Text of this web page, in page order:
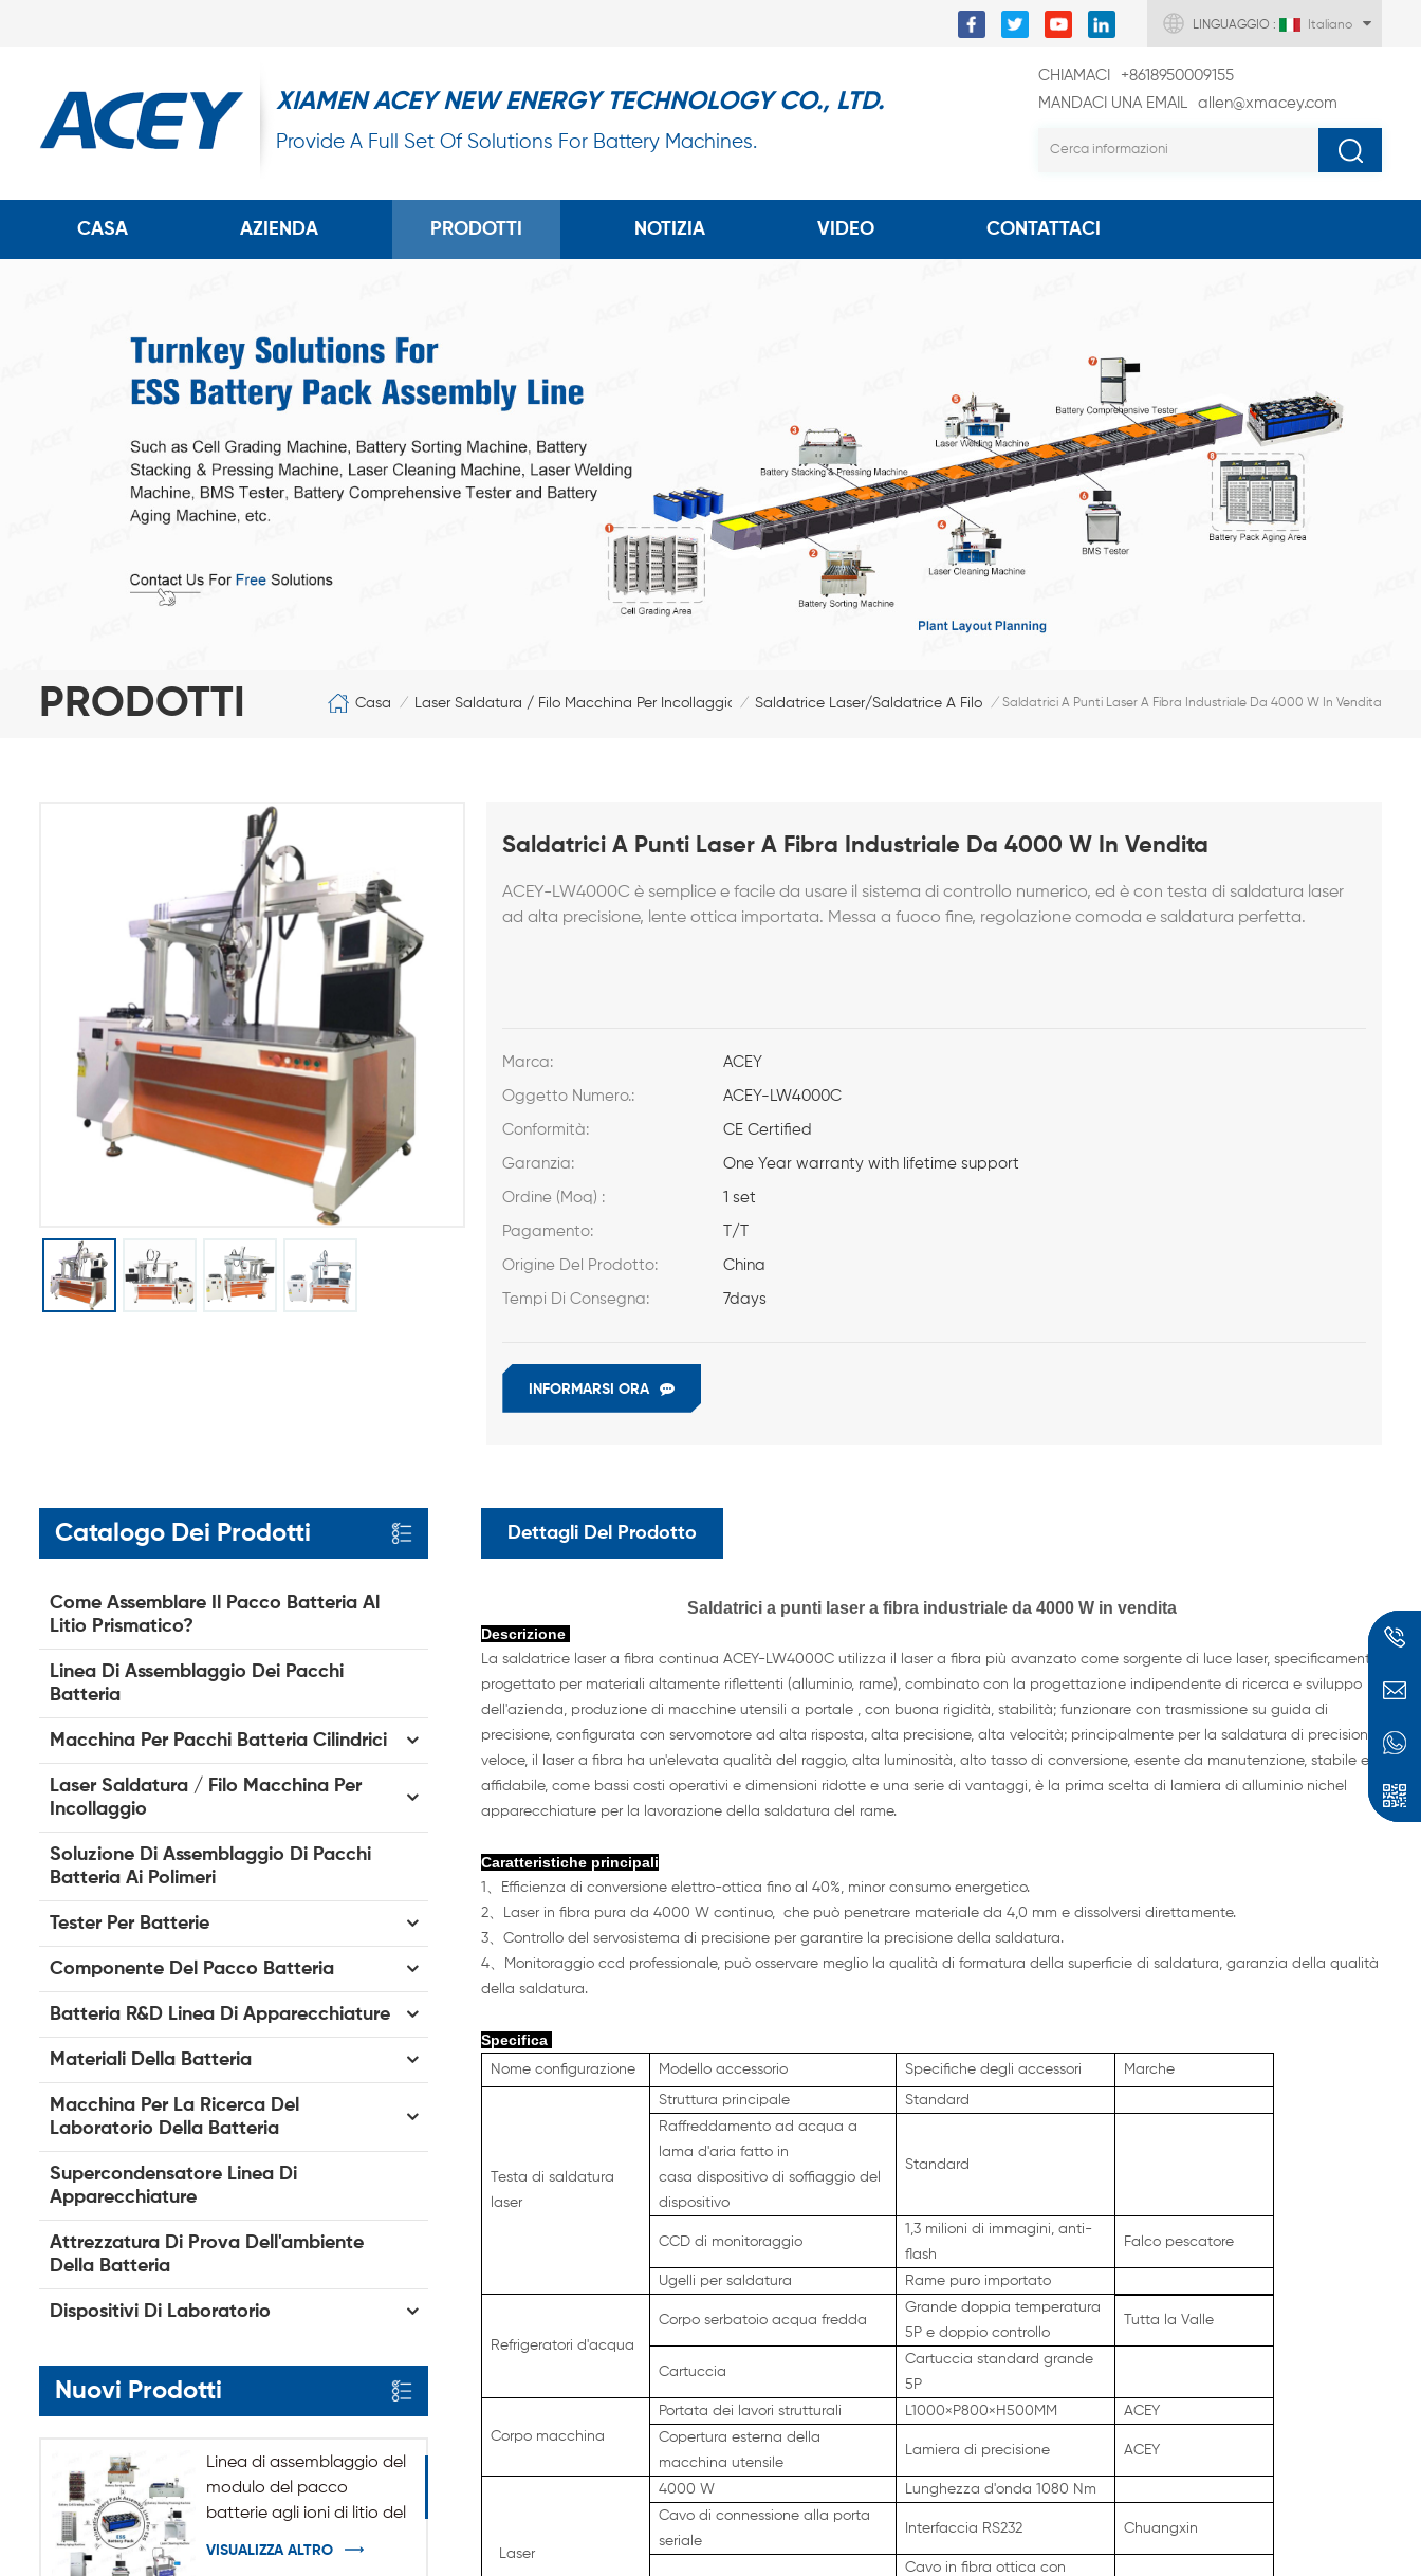
LINGUAGGIO : Italiano
XIAMEN ACEY NEW ENERGY TECHNOLOGY CO., LTD.
Provide A Full Set Of Solutions For Battery Machines.
CHIAMACI
+8618950009155
MANDACI UNA EMAIL
allen@xmacey.com
CASA AZIENDA PRODOTTI NOTIZIA VIDEO CONTATTACI
PRODOTTI Casa / Laser Saldatura / Filo Macchina Per Incollaggio / Saldatrice Laser/saldatrice A Filo / Saldatrici A Punti Laser A Fibra Industriale Da 4000 W In Vendita
Saldatrici A Punti Laser A Fibra Industriale Da 4000 W In Vendita
ACEY-LW4000C è semplice e facile da usare il sistema di controllo numerico, ed è con testa di saldatura laser
ad alta precisione, lente ottica importata. Messa a fuoco fine, regolazione comoda e saldatura perfetta.
Marca: ACEY
Oggetto Numero.: ACEY-LW4000C
Conformità: CE Certified
Garanzia: One Year warranty with lifetime support
Ordine (Moq) : 1 set
Pagamento: T/T
Origine Del Prodotto: China
Tempi Di Consegna: 7days
INFORMARSI ORA
Catalogo Dei Prodotti
Come Assemblare Il Pacco Batteria Al
Litio Prismatico?
Linea Di Assemblaggio Dei Pacchi
Batteria
Macchina Per Pacchi Batteria Cilindrici
Laser Saldatura / Filo Macchina Per
Incollaggio
Soluzione Di Assemblaggio Di Pacchi
Batteria Ai Polimeri
Tester Per Batterie
Componente Del Pacco Batteria
Batteria R&D Linea Di Apparecchiature
Materiali Della Batteria
Macchina Per La Ricerca Del
Laboratorio Della Batteria
Supercondensatore Linea Di
Apparecchiature
Attrezzatura Di Prova Dell'ambiente
Della Batteria
Dispositivi Di Laboratorio
Nuovi Prodotti
Linea di assemblaggio del
modulo del pacco
batterie agli ioni di litio del
VISUALIZZA ALTRO
Dettagli Del Prodotto
Saldatrici a punti laser a fibra industriale da 4000 W in vendita
Descrizione
La saldatrice laser a fibra continua ACEY-LW4000C utilizza il laser a fibra più avanzato come sorgente di luce laser, specificamente
progettato per materiali altamente riflettenti (alluminio, rame), combinato con la progettazione indipendente di ricerca e sviluppo
dell'azienda, produzione di macchine utensili a portale , con buona rigidità, stabilità; funzionare con trasmissione su guida di
precisione, configurata con servomotore ad alta risposta, alta precisione, alta velocità; principalmente per la saldatura di precisione
veloce, il laser a fibra ha un'elevata qualità del raggio, alta luminosità, alto tasso di conversione, esente da manutenzione, stabile e
affidabile, come bassi costi operativi e dimensioni ridotte e una serie di vantaggi, è la prima scelta di lamiera di alluminio nichel
apparecchiature per la lavorazione della saldatura del rame.
Caratteristiche principali
1、Efficienza di conversione elettro-ottica fino al 40%, minor consumo energetico.
2、Laser in fibra pura da 4000 W continuo,che può penetrare materiale da 4,0 mm e dissolversi direttamente.
3、Controllo del servosistema di precisione per garantire la precisione della saldatura.
4、Monitoraggio ccd professionale, può osservare meglio la qualità di formatura della superficie di saldatura, garanzia della qualità
della saldatura.
Specifica
Nome configurazione Modello accessorio Specifiche degli accessori Marche
Testa di saldatura
laser
Struttura principale
Standard
Raffreddamento ad acqua a
lama d'aria fatto in
casa dispositivo di soffiaggio del
dispositivo
Standard
CCD di monitoraggio
1,3 milioni di immagini, anti-
flash
Falco pescatore
Ugelli per saldatura Rame puro importato
Refrigeratori d'acqua
Corpo serbatoio acqua fredda
Grande doppia temperatura
5P e doppio controllo
Tutta la Valle
Cartuccia
Cartuccia standard grande
5P
Corpo macchina
Portata dei lavori strutturali L1000×P800×H500MM
ACEY
Copertura esterna della
macchina utensile
Lamiera di precisione ACEY
Laser
4000 W
Lunghezza d'onda 1080 Nm
Cavo di connessione alla porta
seriale
Interfaccia RS232 Chuangxin
Cavo in fibra ottica con